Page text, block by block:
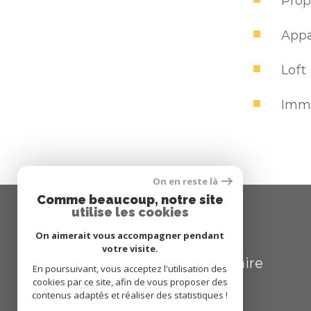
Loft
SE CONNECTER
espace propriétaire
On en reste là
Comme beaucoup, notre site
utilise les cookies
On aimerait vous accompagner pendant
votre visite.
En poursuivant, vous acceptez l'utilisation des
cookies par ce site, afin de vous proposer des
contenus adaptés et réaliser des statistiques !